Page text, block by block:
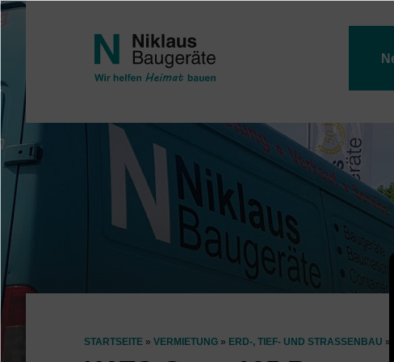
Direkt zum Inhalt
STARTSEITE VERMIETUNG ERD-, TIEF- UND STRASSENBAU